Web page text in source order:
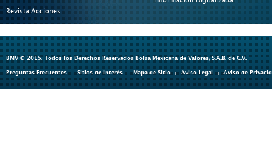
Revista Acciones
BMV © 2015. Todos los Derechos Reservados Bolsa Mexicana de Valores, S.A.B. de C.V.
Preguntas Frecuentes Sitios de Interés Mapa de Sitio Aviso Legal Aviso de